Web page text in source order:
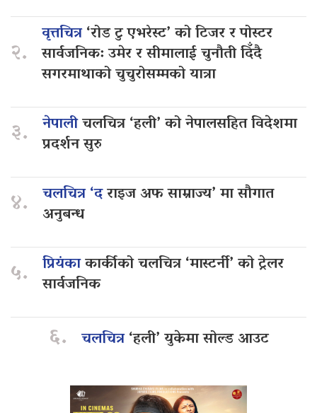
२.
वृत्तचित्र‘रोड टु एभरेस्ट’ को टिजर र पोस्टर
सार्वजनिक: उमेर र सीमालाई चुनौती दिँदै
सगरमाथाको चुचुरोसम्मको यात्रा
३. नेपालीचलचित्र ‘हली’ को नेपालसहित विदेशमा
प्रदर्शन सुरु
४. चलचित्र ‘दराइज अफ साम्राज्य’ मा सौगात
अनुबन्ध
५. प्रियंकाकार्कीको चलचित्र ‘मास्टर्नी’ को ट्रेलर
सार्वजनिक
६. चलचित्र‘हली’ युकेमा सोल्ड आउट